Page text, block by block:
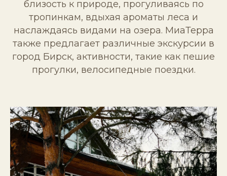
близость к природе, прогуливаясь по
тропинкам, вдыхая ароматы леса и
наслаждаясь видами на озера. МиаТерра
также предлагает различные экскурсии в
город Бирск, активности, такие как пешие
прогулки, велосипедные поездки.